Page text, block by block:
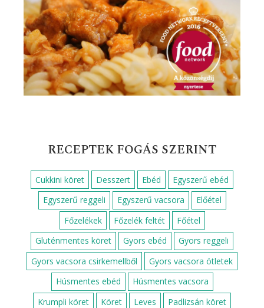
RECEPTEK FOGÁS SZERINT
Cukkini köret Desszert Ebéd
Egyszerű ebéd
Egyszerű reggeli
Egyszerű vacsora
Előétel
Főzelékek
Főzelék feltét
Főétel
Gluténmentes köret
Gyors ebéd
Gyors reggeli
Gyors vacsora csirkemellből
Gyors vacsora ötletek
Húsmentes ebéd
Húsmentes vacsora
Krumpli köret
Köret Leves
Padlizsán köret